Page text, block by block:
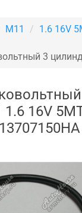
M11
1.6 16V
3
1.6 16V